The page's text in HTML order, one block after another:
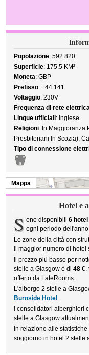
Popolazione: 592.820
Superficie: 175.5 KM²
Moneta: GBP
Prefisso: +44 141
Voltaggio: 230V
Frequenza di rete
Lingue ufficiali: Inglese
Religioni: In Maggioranza
Presbiteriani In Scozia),
Tipo di connessione
Mappa
Hotel e
S ono disponibili 6
ogni periodo
Le zone della città con
il maggior numero di
Il prezzo più basso per
stelle a Glasgow è di48 €,
offerto da LateRooms.
L'albergo 2 stelle a
Burnside Hotel .
I consolidatori alberghieri
stelle a Glasgow
In relazione alle
soggiorno in hotel 2 stelle